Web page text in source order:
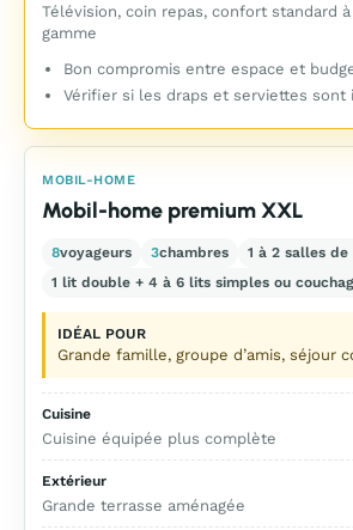
Télévision, coin repas, confort standard
gamme
Bon compromis entre espace et
Vérifier si les draps et serviettes sont
MOBIL-HOME
Mobil-home premium XXL
8voyageurs 3chambres
1 à 2 salles de
1 lit double + 4 à 6 lits simples ou
IDÉAL POUR
Grande famille, groupe d’amis, séjour
Cuisine
Cuisine équipée plus complète
Extérieur
Grande terrasse aménagée